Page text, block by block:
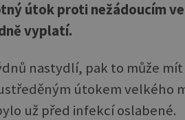
útok proti nežádoucím
vyplatí.
nastydlí, pak to může
útokem velkého
už před infekcí oslabené.